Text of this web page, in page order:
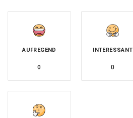
AUFREGEND
0
INTERESSANT
0